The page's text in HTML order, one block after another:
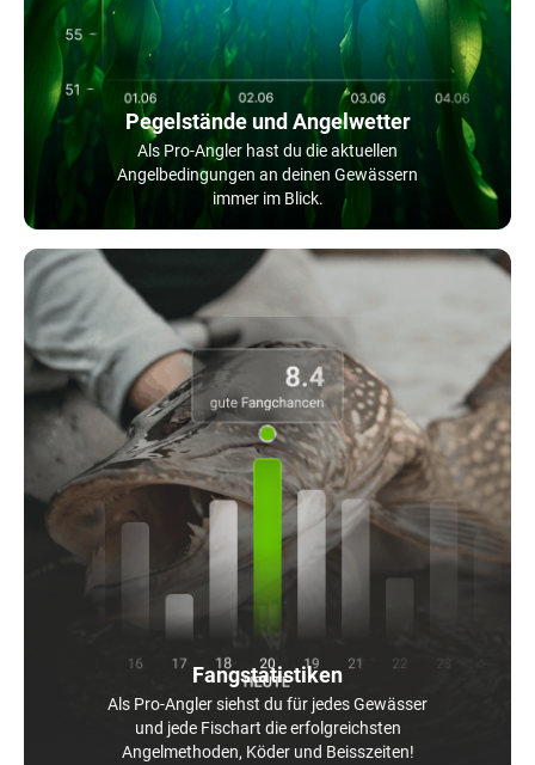
Pegelstände und Angelwetter
Als Pro-Angler hast du die aktuellen
Angelbedingungen an deinen Gewässern
immer im Blick.
Fangstatistiken
Als Pro-Angler siehst du für jedes Gewässer
und jede Fischart die erfolgreichsten
Angelmethoden, Köder und Beisszeiten!